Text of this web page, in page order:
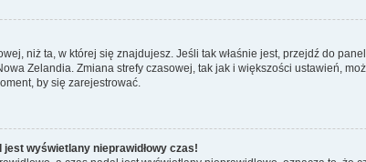
niż ta, w której się znajdujesz. Jeśli tak właśnie jest, przejdź do
Zelandia. Zmiana strefy czasowej, tak jak i większości ustawień,
by się zarejestrować.
wyświetlany nieprawidłowy czas!